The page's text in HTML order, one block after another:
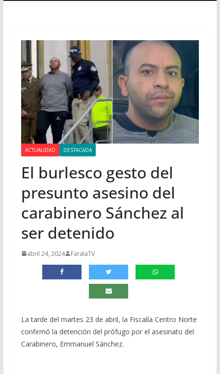
ACTUALIDAD DESTACADA
El burlesco gesto del
presunto asesino del
carabinero Sánchez al
ser detenido
abril 24, 2024 FaralaTV
La tarde del martes 23 de abril, la Fiscalía Centro Norte
confirmó la detención del prófugo por el asesinato del
Carabinero, Emmanuel Sánchez.